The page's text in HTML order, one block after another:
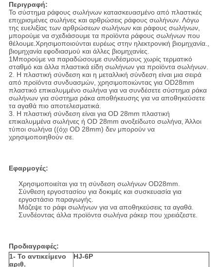
Περιγραφή:
Το σύστημα ράφους σωλήνων κατασκευασμένο από πλαστικές
επιχρισμένες σωλήνες και αρθρώσεις ράφους σωλήνων. Λόγω
της ευελιξίας των αρθρώσεων σωλήνων και ράφους σωλήνων,
μπορούμε να σχεδιάσουμε τα προϊόντα ράφους σωλήνων που
θέλουμε.Χρησιμοποιούνται ευρέως στην ηλεκτρονική βιομηχανία.,
βιομηχανία εφοδιασμού και άλλες βιομηχανίες.
1Μπορούμε να παραδώσουμε συνδέσμους χωρίς τερματικό
σταθμό και άλλα πλαστικά είδη σωλήνων για προϊόντα σωλήνων.
2. Η πλαστική σύνδεση και η μεταλλική σύνδεση είναι μια σειρά
από προϊόντα συνδυασμών, χρησιμοποιώντας για OD28mm
πλαστικό επικαλυμμένο σωλήνα για να συνδέσετε σύστημα ράκα
σωλήνων για σύστημα ράκα αποθήκευσης για να αποθηκεύσετε
τα αγαθά πιο αποτελεσματικά.
3. Η πλαστική σύνδεση είναι για OD 28mm πλαστική
επικαλυμμένα σωλήνες ή OD 28mm ανοξείδωτο σωλήνα, Άλλοι
τύποι σωλήνα ((όχι OD 28mm) δεν μπορούν να
χρησιμοποιηθούν σε.
Εφαρμογές:
Χρησιμοποιείται για τη σύνδεση σωλήνων OD28mm.
Σύνθεση εργοστασίου για δοκιμές και συσκευασία για
εργοστάσιο παραγωγής.
Μάζεψε το ράφι σωλήνων για να αποθηκεύσεις τα αγαθά.
Συνδέοντας άλλα προϊόντα σωλήνα ράκερ που χρειάζεστε.
Προδιαγραφές:
1- Το αντικείμενο
αριθ.
HJ-6P